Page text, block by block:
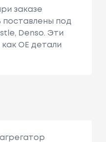
заказе
поставлены под
Denso. Эти
ОЕ детали